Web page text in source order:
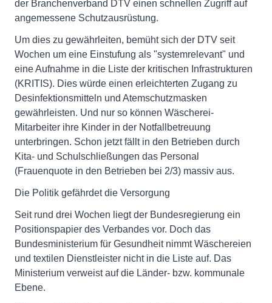
der Branchenverband DTV einen schnellen Zugriff auf
angemessene Schutzausrüstung.
Um dies zu gewährleiten, bemüht sich der DTV seit
Wochen um eine Einstufung als "systemrelevant" und
eine Aufnahme in die Liste der kritischen Infrastrukturen
(KRITIS). Dies würde einen erleichterten Zugang zu
Desinfektionsmitteln und Atemschutzmasken
gewährleisten. Und nur so können Wäscherei-
Mitarbeiter ihre Kinder in der Notfallbetreuung
unterbringen. Schon jetzt fällt in den Betrieben durch
Kita- und Schulschließungen das Personal
(Frauenquote in den Betrieben bei 2/3) massiv aus.
Die Politik gefährdet die Versorgung
Seit rund drei Wochen liegt der Bundesregierung ein
Positionspapier des Verbandes vor. Doch das
Bundesministerium für Gesundheit nimmt Wäschereien
und textilen Dienstleister nicht in die Liste auf. Das
Ministerium verweist auf die Länder- bzw. kommunale
Ebene.